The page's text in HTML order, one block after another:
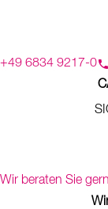
+49 6834 9217-0
Wir beraten Sie